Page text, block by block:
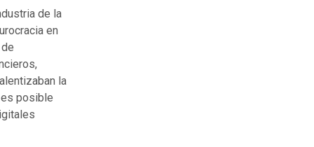
de la
en
la
posible